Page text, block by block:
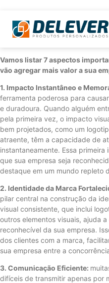
Vamos listar 7 aspectos
vão agregar mais valor a sua
1. Impacto Instantâneo e
ferramenta poderosa para
e duradoura. Quando alguém
pela primeira vez, o impacto
bem projetados, como um
atraente, têm a capacidade de
instantaneamente. Essa
que sua empresa seja
destaque em um mundo repleto
2. Identidade da Marca
pilar central na construção da
visual consistente, que inclui
outros elementos visuais, ajuda
reconhecível da sua empresa.
dos clientes com a marca,
sua empresa entre a
3. Comunicação Eficiente:
difíceis de transmitir apenas por